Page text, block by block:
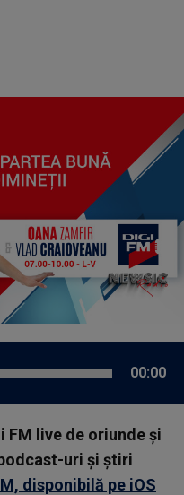
00:00
FM live de oriunde și
uri și știri
disponibilă pe iOS